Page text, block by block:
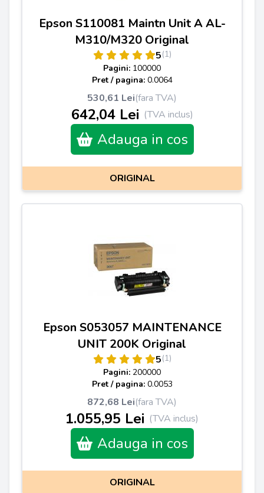
Epson S110081 Maintn Unit A AL-
M310/M320 Original
5(1)
Pagini: 100000
Pret / pagina: 0.0064
530,61 Lei(fara TVA)
642,04 Lei (TVA inclus)
Adauga in cos
ORIGINAL
Epson S053057 MAINTENANCE
UNIT 200K Original
5(1)
Pagini: 200000
Pret / pagina: 0.0053
872,68 Lei(fara TVA)
1.055,95 Lei (TVA inclus)
Adauga in cos
ORIGINAL